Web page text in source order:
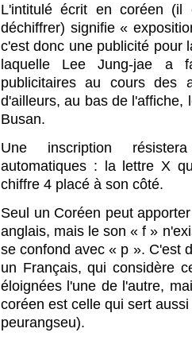
L'intitulé écrit en coréen
déchiffrer) signifie «
c'est donc une publicité pour
laquelle Lee Jung-jae a
publicitaires au cours des
d'ailleurs, au bas de l'affiche,
Busan.
Une inscription
automatiques : la lettre X
chiffre 4 placé à son côté.
Seul un Coréen peut
anglais, mais le son « f »
se confond avec « p ». C'est
un Français, qui considère
éloignées l'une de l'autre,
coréen est celle qui sert
peurangseu).